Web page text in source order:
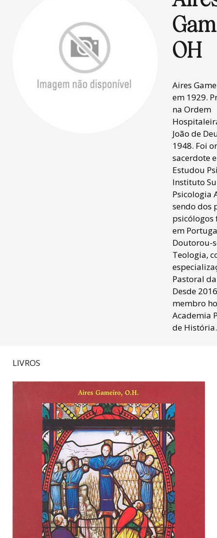
OH
Aires
em 1929.
na Ordem
João de
1948. Foi
sacerdote
Estudou
Instituto
Psicologia
sendo dos
psicólogos
em
Doutorou-
Teologia,
Pastoral
Desde
membro
Academia
de História.
LIVROS